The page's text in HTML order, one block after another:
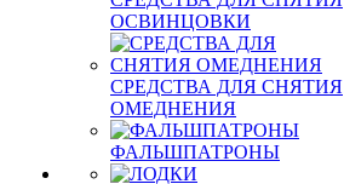
ОСВИНЦОВКИ
СРЕДСТВА ДЛЯ СНЯТИЯ
ОМЕДНЕНИЯ
ФАЛЬШПАТРОНЫ